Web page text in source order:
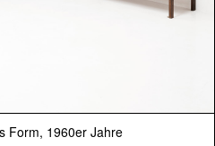
Form, 1960er Jahre